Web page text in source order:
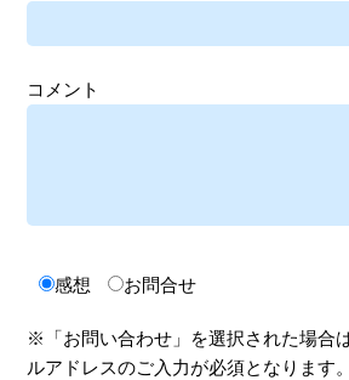
コメント
感想 お問合せ
※「お問い合わせ」を選択された場合
ルアドレスのご入力が必須となります